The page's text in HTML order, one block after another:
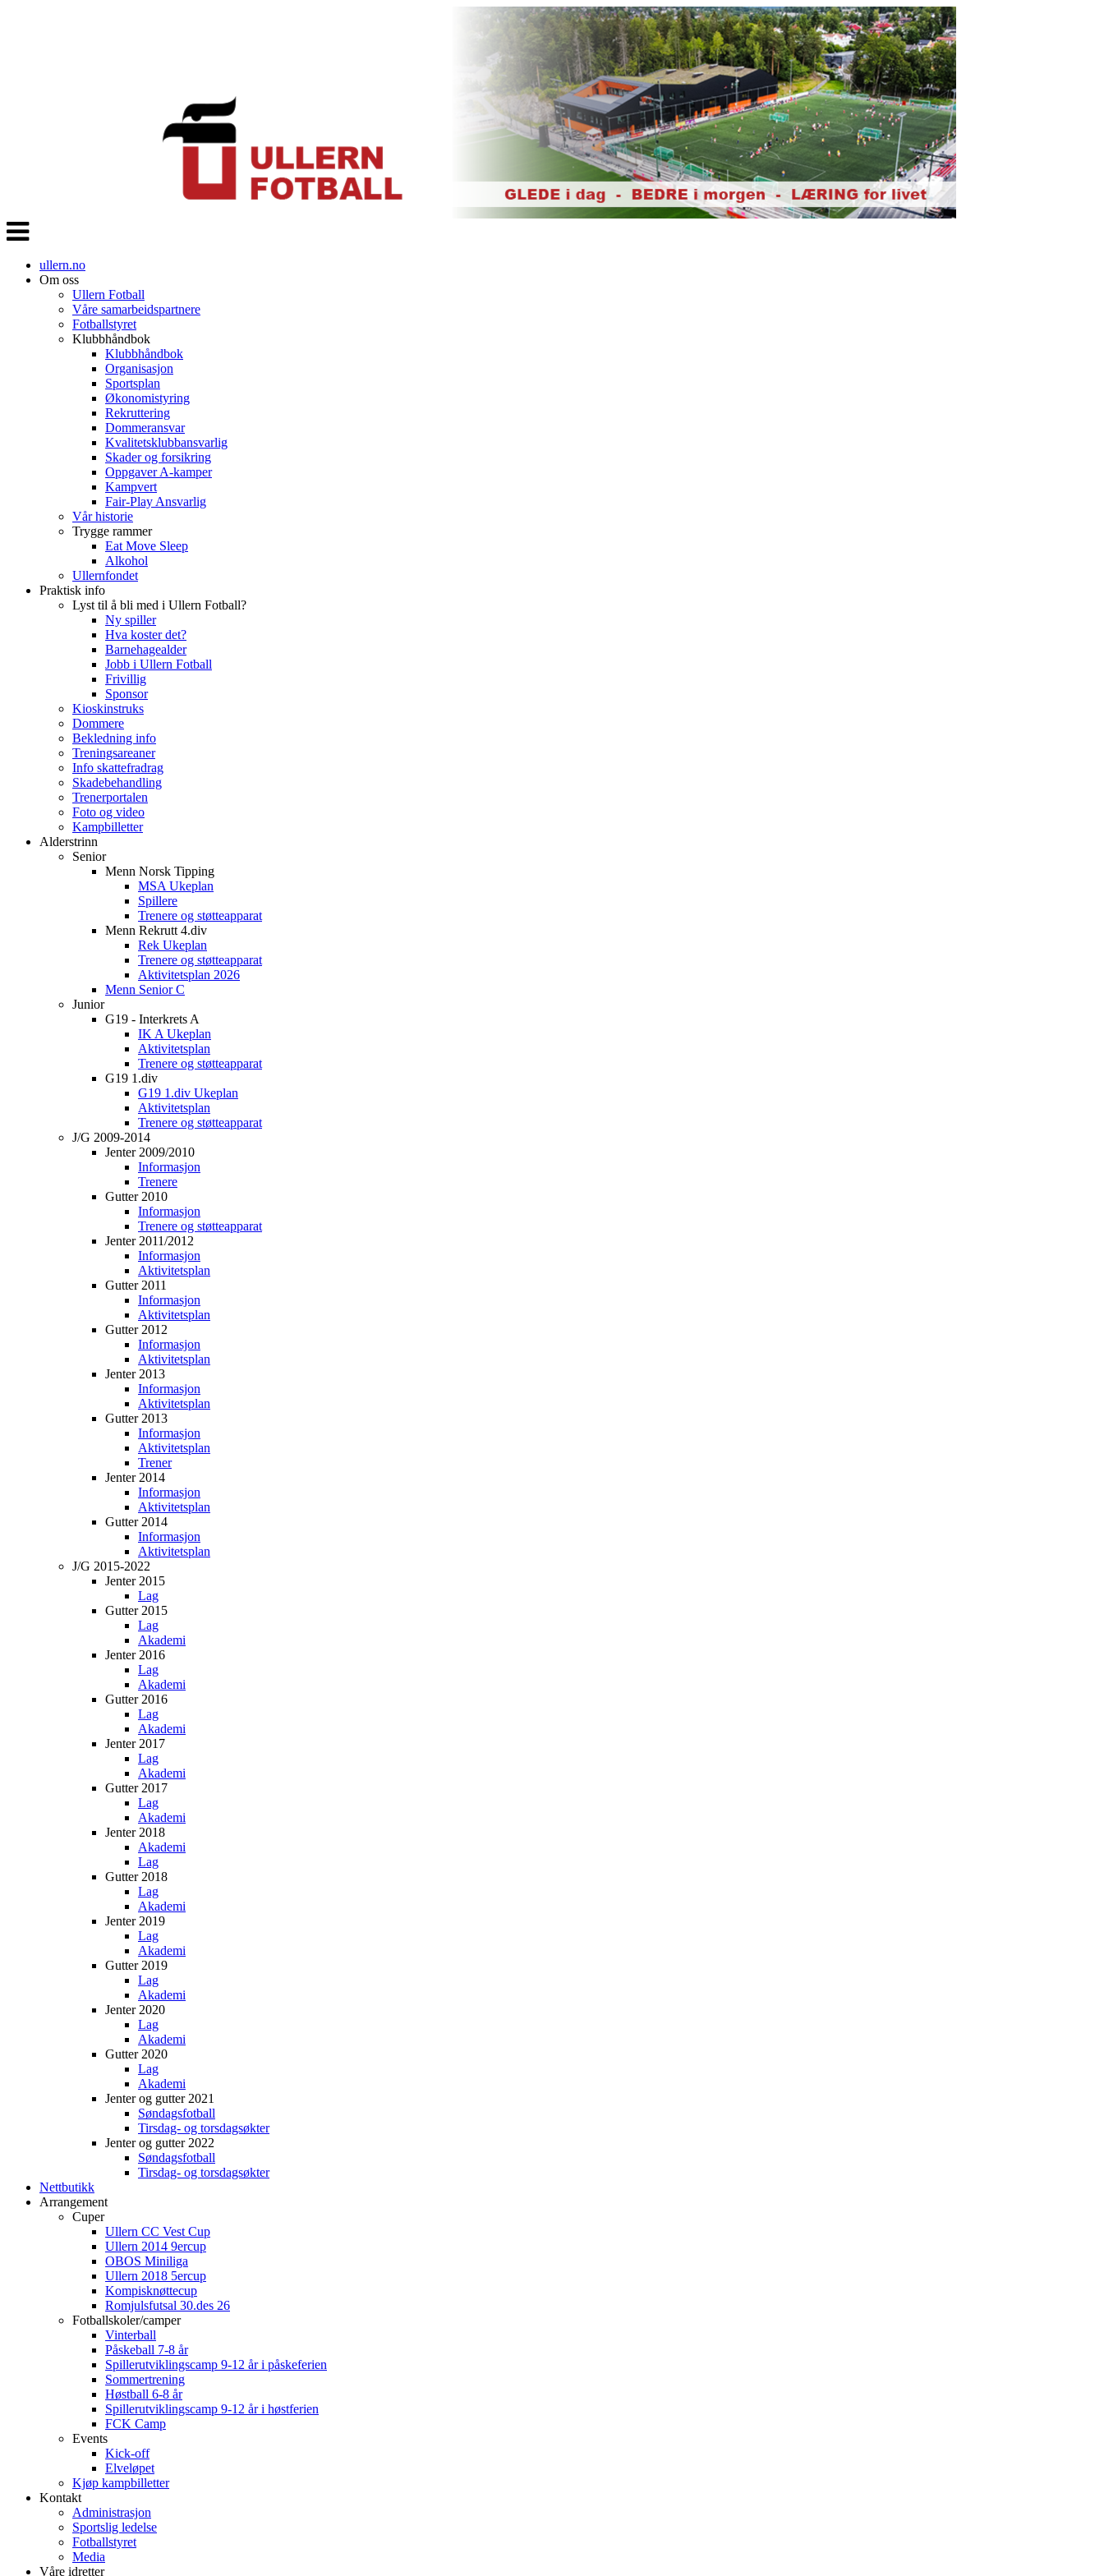
Veksle
navigasjon
ullern.no
Om oss
Ullern Fotball
Våre samarbeidspartnere
Fotballstyret
Klubbhåndbok
Klubbhåndbok
Organisasjon
Sportsplan
Økonomistyring
Rekruttering
Dommeransvar
Kvalitetsklubbansvarlig
Skader og forsikring
Oppgaver A-kamper
Kampvert
Fair-Play Ansvarlig
Vår historie
Trygge rammer
Eat Move Sleep
Alkohol
Ullernfondet
Praktisk info
Lyst til å bli med i Ullern Fotball?
Ny spiller
Hva koster det?
Barnehagealder
Jobb i Ullern Fotball
Frivillig
Sponsor
Kioskinstruks
Dommere
Bekledning info
Treningsareaner
Info skattefradrag
Skadebehandling
Trenerportalen
Foto og video
Kampbilletter
Alderstrinn
Senior
Menn Norsk Tipping
MSA Ukeplan
Spillere
Trenere og støtteapparat
Menn Rekrutt 4.div
Rek Ukeplan
Trenere og støtteapparat
Aktivitetsplan 2026
Menn Senior C
Junior
G19 - Interkrets A
IK A Ukeplan
Aktivitetsplan
Trenere og støtteapparat
G19 1.div
G19 1.div Ukeplan
Aktivitetsplan
Trenere og støtteapparat
J/G 2009-2014
Jenter 2009/2010
Informasjon
Trenere
Gutter 2010
Informasjon
Trenere og støtteapparat
Jenter 2011/2012
Informasjon
Aktivitetsplan
Gutter 2011
Informasjon
Aktivitetsplan
Gutter 2012
Informasjon
Aktivitetsplan
Jenter 2013
Informasjon
Aktivitetsplan
Gutter 2013
Informasjon
Aktivitetsplan
Trener
Jenter 2014
Informasjon
Aktivitetsplan
Gutter 2014
Informasjon
Aktivitetsplan
J/G 2015-2022
Jenter 2015
Lag
Gutter 2015
Lag
Akademi
Jenter 2016
Lag
Akademi
Gutter 2016
Lag
Akademi
Jenter 2017
Lag
Akademi
Gutter 2017
Lag
Akademi
Jenter 2018
Akademi
Lag
Gutter 2018
Lag
Akademi
Jenter 2019
Lag
Akademi
Gutter 2019
Lag
Akademi
Jenter 2020
Lag
Akademi
Gutter 2020
Lag
Akademi
Jenter og gutter 2021
Søndagsfotball
Tirsdag- og torsdagsøkter
Jenter og gutter 2022
Søndagsfotball
Tirsdag- og torsdagsøkter
Nettbutikk
Arrangement
Cuper
Ullern CC Vest Cup
Ullern 2014 9ercup
OBOS Miniliga
Ullern 2018 5ercup
Kompisknøttecup
Romjulsfutsal 30.des 26
Fotballskoler/camper
Vinterball
Påskeball 7-8 år
Spillerutviklingscamp 9-12 år i påskeferien
Sommertrening
Høstball 6-8 år
Spillerutviklingscamp 9-12 år i høstferien
FCK Camp
Events
Kick-off
Elveløpet
Kjøp kampbilletter
Kontakt
Administrasjon
Sportslig ledelse
Fotballstyret
Media
Våre idretter